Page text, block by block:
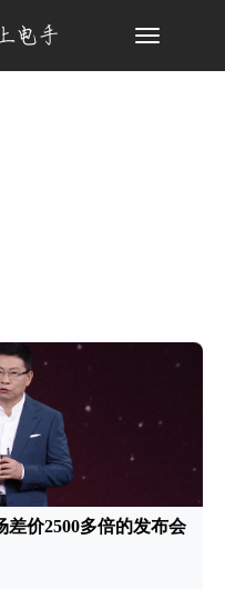
Toggle
差价2500多倍的发布会